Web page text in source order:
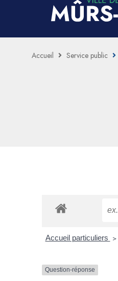
Accueil Service public
Accueil particuliers >
Question-réponse